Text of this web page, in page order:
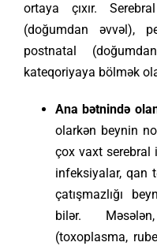
ortaya çıxır.
(doğumdan əvvəl),
postnatal
kateqoriyaya bölmək
Ana bətnində
olarkən beynin
çox vaxt serebral
infeksiyalar, qan
çatışmazlığı
bilər.
(toxoplasma,